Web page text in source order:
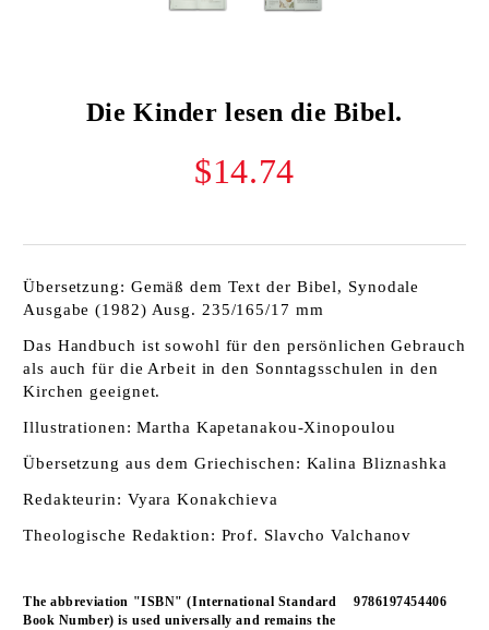
Die Kinder lesen die Bibel.
$14.74
Übersetzung: Gemäß dem Text der Bibel, Synodale
Ausgabe (1982) Ausg. 235/165/17 mm
Das Handbuch ist sowohl für den persönlichen Gebrauch
als auch für die Arbeit in den Sonntagsschulen in den
Kirchen geeignet.
Illustrationen: Martha Kapetanakou-Xinopoulou
Übersetzung aus dem Griechischen: Kalina Bliznashka
Redakteurin: Vyara Konakchieva
Theologische Redaktion: Prof. Slavcho Valchanov
The abbreviation "ISBN" (International Standard
Book Number) is used universally and remains the
9786197454406